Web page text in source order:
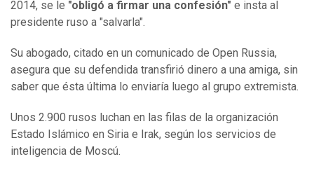
2014, se le "obligó a firmar una confesión" e insta al
presidente ruso a "salvarla".
Su abogado, citado en un comunicado de Open Russia,
asegura que su defendida transfirió dinero a una amiga, sin
saber que ésta última lo enviaría luego al grupo extremista.
Unos 2.900 rusos luchan en las filas de la organización
Estado Islámico en Siria e Irak, según los servicios de
inteligencia de Moscú.